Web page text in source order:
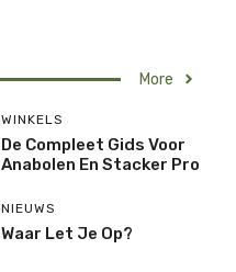
More
WINKELS
De Compleet Gids Voor
Anabolen En Stacker Pro
NIEUWS
Waar Let Je Op?